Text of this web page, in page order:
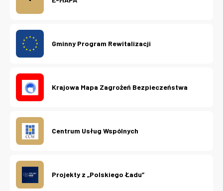
Gminny Program Rewitalizacji
Krajowa Mapa Zagrożeń Bezpieczeństwa
Centrum Usług Wspólnych
Projekty z „Polskiego Ładu”